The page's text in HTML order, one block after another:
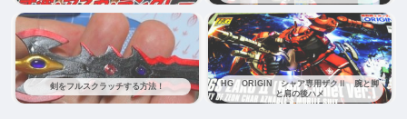
剣をフルスクラッチする方法！
HG ORIGIN シャア専用ザクⅡ 腕と脚
と肩の後ハメ